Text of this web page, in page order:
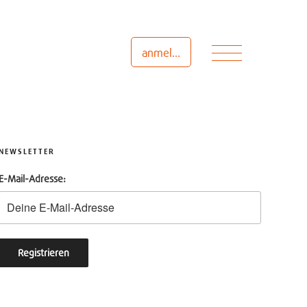
anmelden Menü
E-Mail-Adresse: